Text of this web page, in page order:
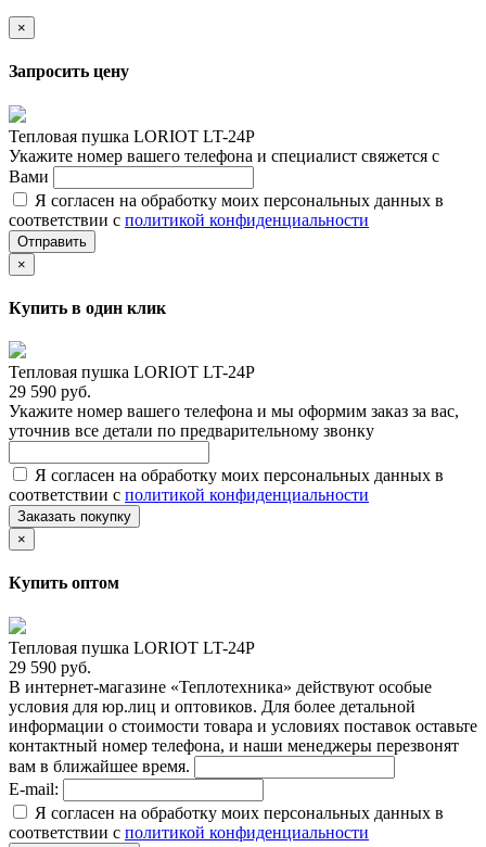
×
Запросить цену
Тепловая пушка LORIOT LT-24P
Укажите номер вашего телефона и специалист свяжется с
Вами
Я согласен на обработку моих персональных данных в
соответствии с политикой конфиденциальности
Отправить
×
Купить в один клик
Тепловая пушка LORIOT LT-24P
29 590 руб.
Укажите номер вашего телефона и мы оформим заказ за вас,
уточнив все детали по предварительному звонку
Я согласен на обработку моих персональных данных в
соответствии с политикой конфиденциальности
Заказать покупку
×
Купить оптом
Тепловая пушка LORIOT LT-24P
29 590 руб.
В интернет-магазине «Теплотехника» действуют особые
условия для юр.лиц и оптовиков. Для более детальной
информации о стоимости товара и условиях поставок оставьте
контактный номер телефона, и наши менеджеры перезвонят
вам в ближайшее время.
E-mail:
Я согласен на обработку моих персональных данных в
соответствии с политикой конфиденциальности